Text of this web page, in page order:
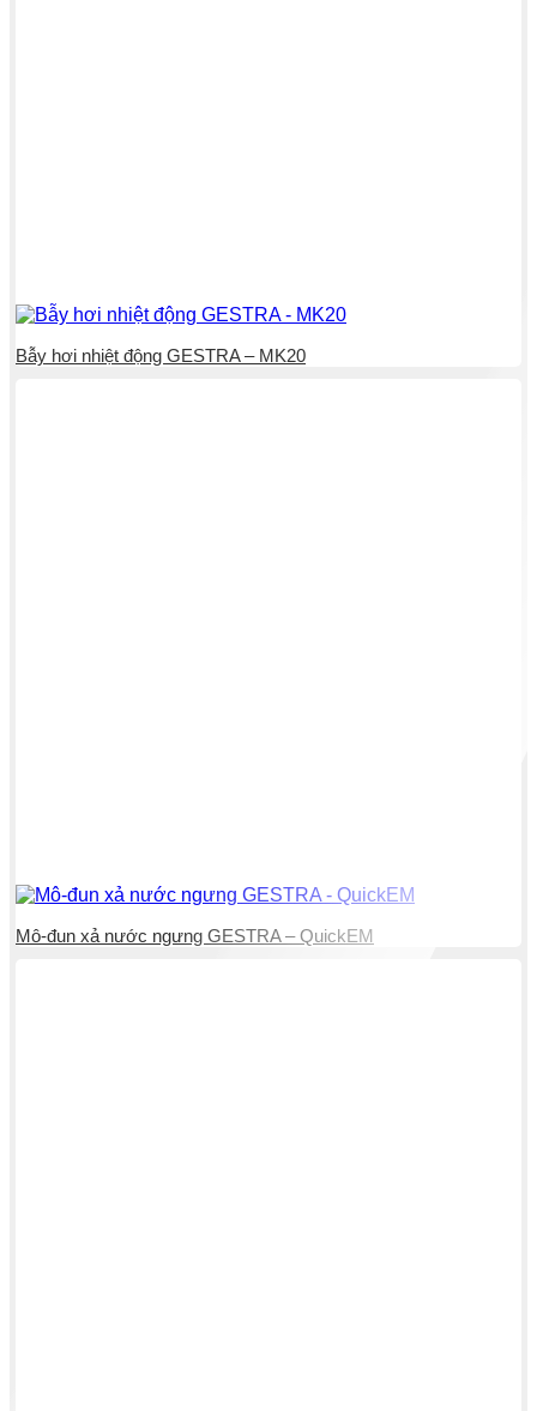
Bẫy hơi nhiệt động GESTRA – MK20
Mô-đun xả nước ngưng GESTRA – QuickEM